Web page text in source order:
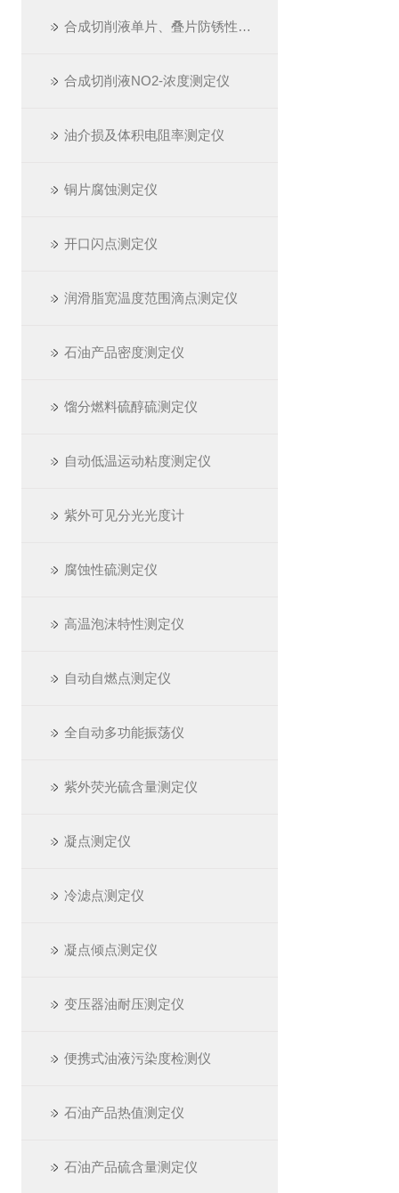
合成切削液单片、叠片防锈性测定仪
合成切削液NO2-浓度测定仪
油介损及体积电阻率测定仪
铜片腐蚀测定仪
开口闪点测定仪
润滑脂宽温度范围滴点测定仪
石油产品密度测定仪
馏分燃料硫醇硫测定仪
自动低温运动粘度测定仪
紫外可见分光光度计
腐蚀性硫测定仪
高温泡沫特性测定仪
自动自燃点测定仪
全自动多功能振荡仪
紫外荧光硫含量测定仪
凝点测定仪
冷滤点测定仪
凝点倾点测定仪
变压器油耐压测定仪
便携式油液污染度检测仪
石油产品热值测定仪
石油产品硫含量测定仪